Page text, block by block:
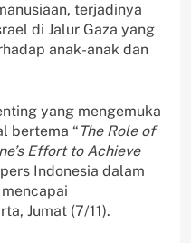
terjadinya
di Jalur Gaza yang
anak-anak dan
yang mengemuka
bertema “ The Role of
Effort to Achieve
Indonesia dalam
Jumat (7/11).